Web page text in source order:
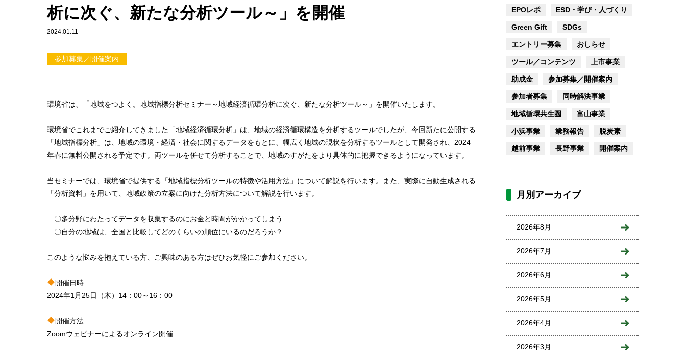
析に次ぐ、新たな分析ツール～」を開催
2024.01.11
参加募集／開催案内
環境省は、「地域をつよく。地域指標分析セミナー～地域経済循環分析に次ぐ、新たな分析ツール～」を開催いたします。
環境省でこれまでご紹介してきました「地域経済循環分析」は、地域の経済循環構造を分析するツールでしたが、今回新たに公開する
「地域指標分析」は、地域の環境・経済・社会に関するデータをもとに、幅広く地域の現状を分析するツールとして開発され、2024
年春に無料公開される予定です。両ツールを併せて分析することで、地域のすがたをより具体的に把握できるようになっています。
当セミナーでは、環境省で提供する「地域指標分析ツールの特徴や活用方法」について解説を行います。また、実際に自動生成される
「分析資料」を用いて、地域政策の立案に向けた分析方法について解説を行います。
〇多分野にわたってデータを収集するのにお金と時間がかかってしまう…
〇自分の地域は、全国と比較してどのくらいの順位にいるのだろうか？
このような悩みを抱えている方、ご興味のある方はぜひお気軽にご参加ください。
開催日時
2024年1月25日（木）14：00～16：00
開催方法
Zoomウェビナーによるオンライン開催
EPOレポ ESD・学び・人づくり
Green Gift SDGs
エントリー募集 おしらせ
ツール／コンテンツ 上市事業
助成金 参加募集／開催案内
参加者募集 同時解決事業
地域循環共生圏 富山事業
小浜事業 業務報告 脱炭素
越前事業 長野事業 開催案内
月別アーカイブ
2026年8月
2026年7月
2026年6月
2026年5月
2026年4月
2026年3月